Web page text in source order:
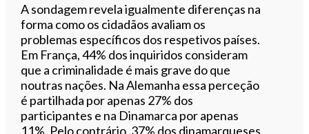
A sondagem revela igualmente diferenças na
forma como os cidadãos avaliam os
problemas específicos dos respetivos países.
Em França, 44% dos inquiridos consideram
que a criminalidade é mais grave do que
noutras nações. Na Alemanha essa perceção
é partilhada por apenas 27% dos
participantes e na Dinamarca por apenas
11%. Pelo contrário, 37% dos dinamarqueses